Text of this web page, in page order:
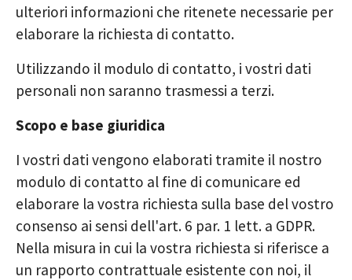
ulteriori informazioni che ritenete necessarie per
elaborare la richiesta di contatto.
Utilizzando il modulo di contatto, i vostri dati
personali non saranno trasmessi a terzi.
Scopo e base giuridica
I vostri dati vengono elaborati tramite il nostro
modulo di contatto al fine di comunicare ed
elaborare la vostra richiesta sulla base del vostro
consenso ai sensi dell'art. 6 par. 1 lett. a GDPR.
Nella misura in cui la vostra richiesta si riferisce a
un rapporto contrattuale esistente con noi, il